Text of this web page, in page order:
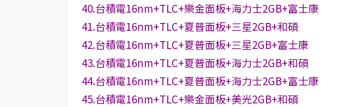
40.台積電16nm+TLC+樂金面板+海力士2GB+富士康
41.台積電16nm+TLC+夏普面板+三星2GB+和碩
42.台積電16nm+TLC+夏普面板+三星2GB+富士康
43.台積電16nm+TLC+夏普面板+海力士2GB+和碩
44.台積電16nm+TLC+夏普面板+海力士2GB+富士康
45.台積電16nm+TLC+樂金面板+美光2GB+和碩